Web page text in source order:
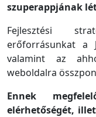
szuperappjának
Fejlesztési
erőforrásunkat a
valamint az
weboldalra
Ennek
elérhetőségét,